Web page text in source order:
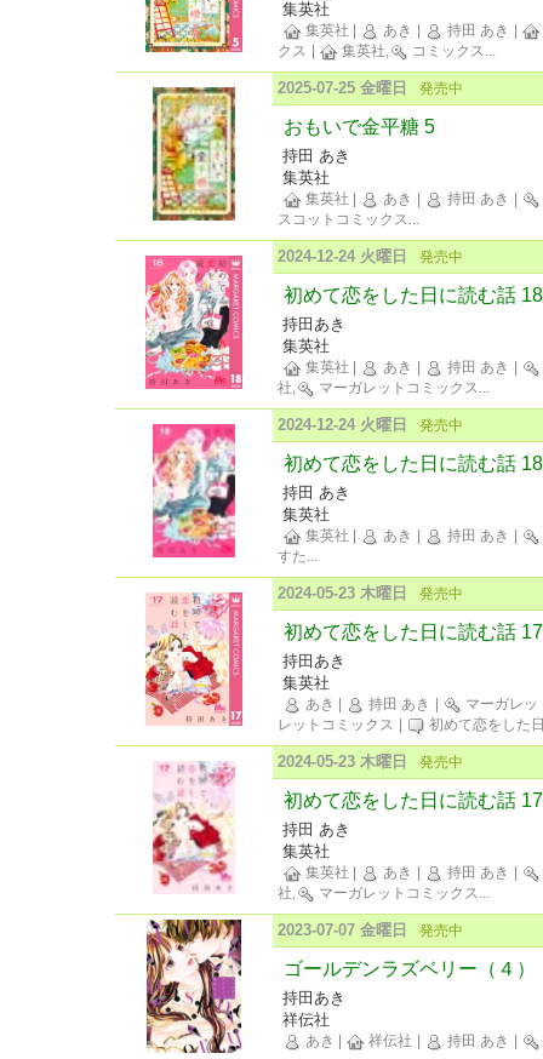
集英社
集英社 あき 持田 あき
クス
集英社, コミックス...
2025-07-25 金曜日 発売中
おもいで金平糖 5
持田 あき
集英社
集英社 あき 持田 あき
スコットコミックス...
2024-12-24 火曜日 発売中
初めて恋をした日に読む話 18
持田あき
集英社
集英社 あき 持田 あき
社,
マーガレットコミックス...
2024-12-24 火曜日 発売中
初めて恋をした日に読む話 18
持田 あき
集英社
集英社 あき 持田 あき
すた...
2024-05-23 木曜日 発売中
初めて恋をした日に読む話 17
持田あき
集英社
あき 持田 あき
マーガレッ
レットコミックス
初めて恋をした
2024-05-23 木曜日 発売中
初めて恋をした日に読む話 17
持田 あき
集英社
集英社 あき 持田 あき
社,
マーガレットコミックス...
2023-07-07 金曜日 発売中
ゴールデンラズベリー（４
持田あき
祥伝社
あき 祥伝社 持田 あき